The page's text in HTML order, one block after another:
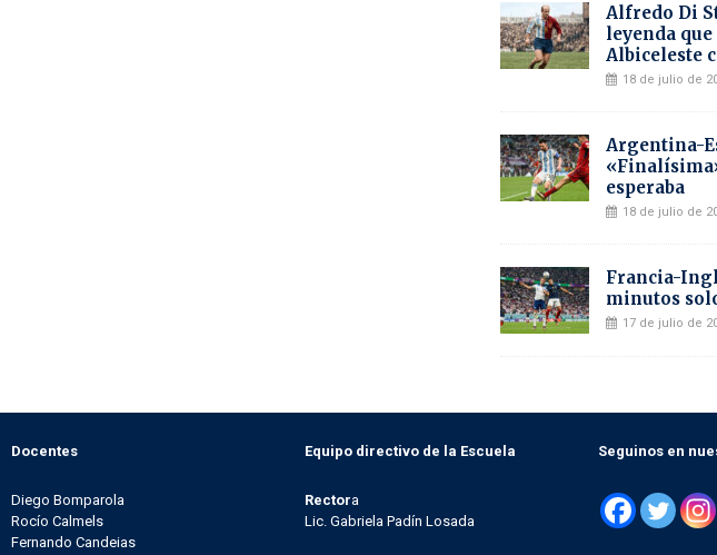
Alfredo Di
leyenda que
Albiceleste
18 de julio de
Argentina-
esperaba
18 de julio de
Francia-
minutos
17 de julio de
Docentes
Diego Bomparola
Rocío Calmels
Fernando Candeias
Equipo directivo de la Escuela
Rectora
Lic. Gabriela Padín Losada
Seguinos en